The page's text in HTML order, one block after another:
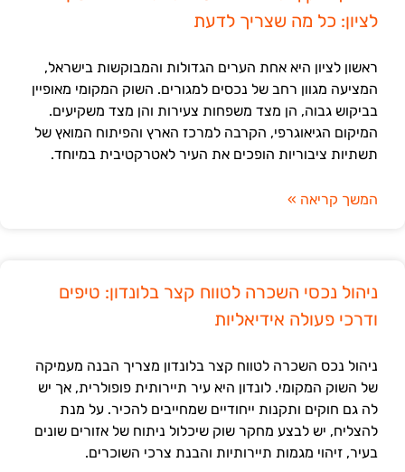
לציון: כל מה שצריך לדעת
ראשון לציון היא אחת הערים הגדולות והמבוקשות בישראל,
המציעה מגוון רחב של נכסים למגורים. השוק המקומי מאופיין
בביקוש גבוה, הן מצד משפחות צעירות והן מצד משקיעים.
המיקום הגיאוגרפי, הקרבה למרכז הארץ והפיתוח המואץ של
תשתיות ציבוריות הופכים את העיר לאטרקטיבית במיוחד.
המשך קריאה »
ניהול נכסי השכרה לטווח קצר בלונדון: טיפים
ודרכי פעולה אידיאליות
ניהול נכס השכרה לטווח קצר בלונדון מצריך הבנה מעמיקה
של השוק המקומי. לונדון היא עיר תיירותית פופולרית, אך יש
לה גם חוקים ותקנות ייחודיים שמחייבים להכיר. על מנת
להצליח, יש לבצע מחקר שוק שיכלול ניתוח של אזורים שונים
בעיר, זיהוי מגמות תיירותיות והבנת צרכי השוכרים.